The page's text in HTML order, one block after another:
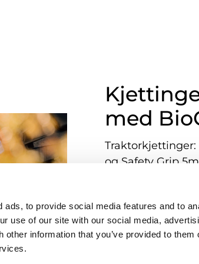
to provide social media features and to
use of our site with our social media,
information that you’ve provided to them
med
Traktorkjettinger:
og Safety Grip
Kompakt
All ny